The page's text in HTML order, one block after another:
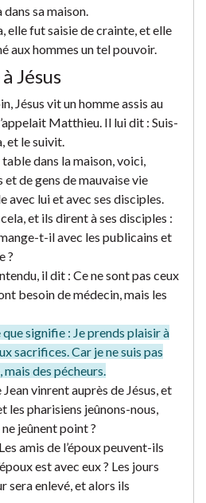
dans sa maison.
elle fut saisie de crainte, et elle
aux hommes un tel pouvoir.
Jésus
Jésus vit un homme assis au
Matthieu. Il lui dit : Suis-
et le suivit.
dans la maison, voici,
de gens de mauvaise vie
lui et avec ses disciples.
et ils dirent à ses disciples :
t-il avec les publicains et
?
il dit : Ce ne sont pas ceux
besoin de médecin, mais les
signifie : Je prends plaisir à
sacrifices. Car je ne suis pas
des pécheurs.
vinrent auprès de Jésus, et
les pharisiens jeûnons-nous,
jeûnent point ?
amis de l’époux peuvent-ils
est avec eux ? Les jours
sera enlevé, et alors ils